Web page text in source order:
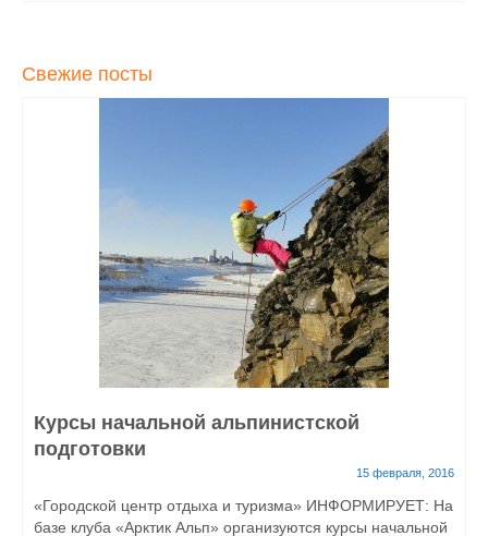
Свежие посты
Курсы начальной альпинистской
подготовки
15 февраля, 2016
«Городской центр отдыха и туризма» ИНФОРМИРУЕТ: На
базе клуба «Арктик Альп» организуются курсы начальной